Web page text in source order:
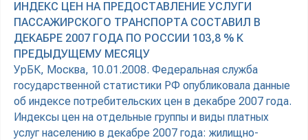
ИНДЕКС ЦЕН НА ПРЕДОСТАВЛЕНИЕ УСЛУГИ
ПАССАЖИРСКОГО ТРАНСПОРТА СОСТАВИЛ В
ДЕКАБРЕ 2007 ГОДА ПО РОССИИ 103,8 % К
ПРЕДЫДУЩЕМУ МЕСЯЦУ
УрБК, Москва, 10.01.2008. Федеральная служба
государственной статистики РФ опубликовала данные
об индексе потребительских цен в декабре 2007 года.
Индексы цен на отдельные группы и виды платных
услуг населению в декабре 2007 года: жилищно-